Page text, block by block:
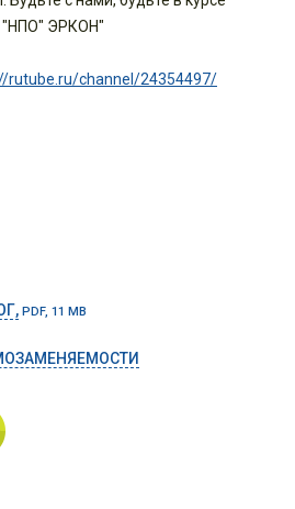
"НПО" ЭРКОН"
rutube.ru/channel/24354497/
PDF, 11 MB